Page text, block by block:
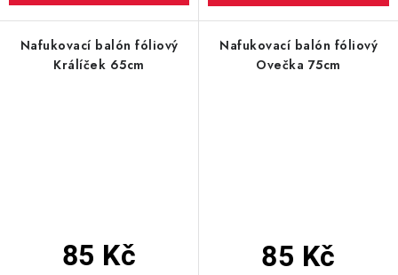
Podmínky ochrany osobních údajů
Nafukovací balón fóliový
Králíček 65cm
85 Kč
Nafukovací balón fóliový
Ovečka 75cm
85 Kč